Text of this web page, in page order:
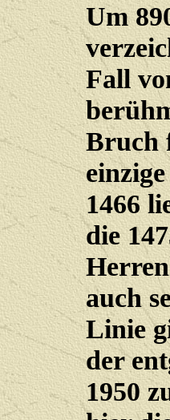
Um
Fall
Bruch
1466
die
auch
Linie
der
1950